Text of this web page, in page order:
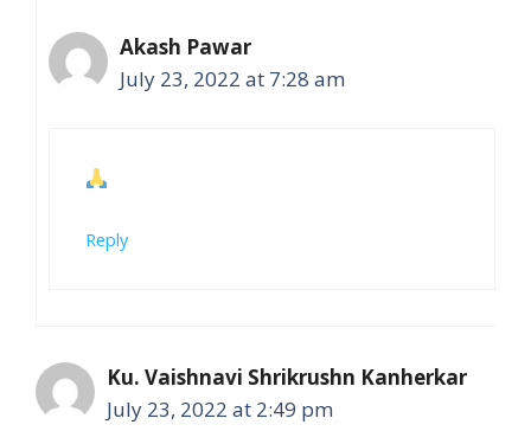
Akash Pawar
July 23, 2022 at 7:28 am
Reply
Ku. Vaishnavi Shrikrushn Kanherkar
July 23, 2022 at 2:49 pm